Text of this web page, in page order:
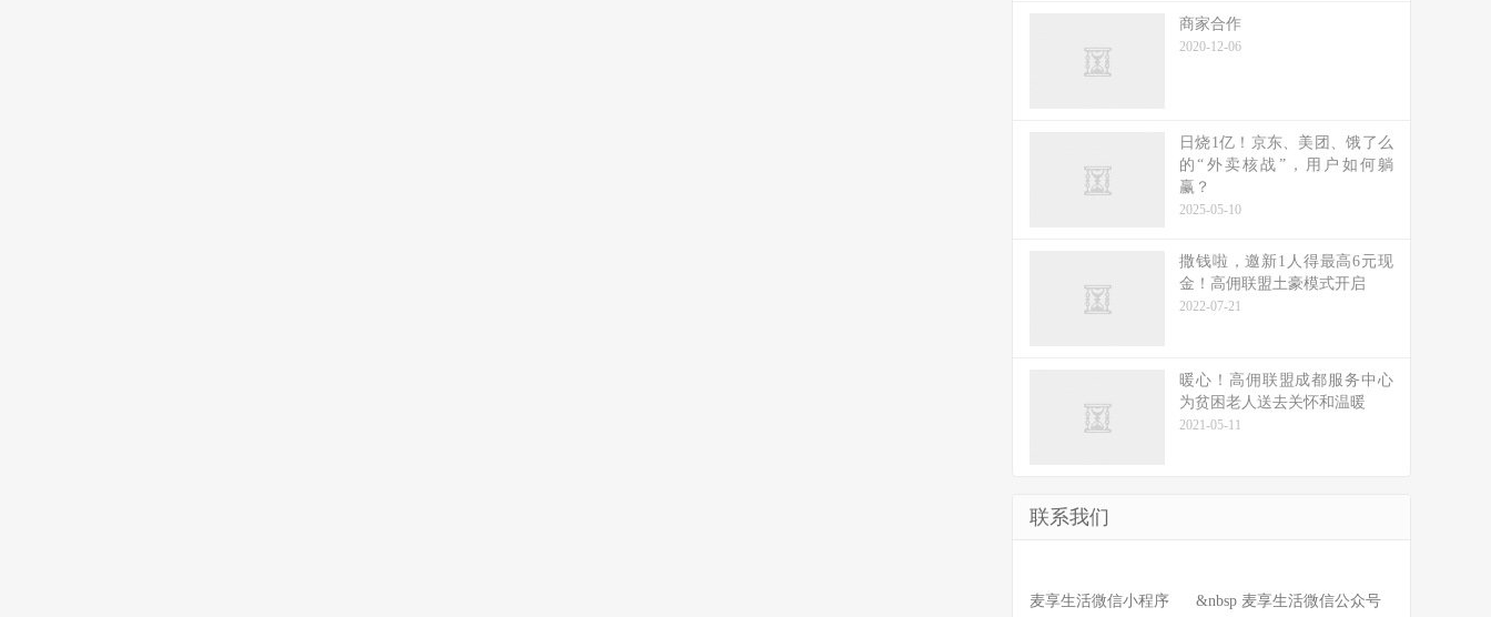
商家合作
2020-12-06
日烧1亿！京东、美团、饿了么
的“外卖核战”，用户如何躺
赢？
2025-05-10
撒钱啦，邀新1人得最高6元现
金！高佣联盟土豪模式开启
2022-07-21
暖心！高佣联盟成都服务中心
为贫困老人送去关怀和温暖
2021-05-11
联系我们
麦享生活微信小程序 &nbsp 麦享生活微信公众号